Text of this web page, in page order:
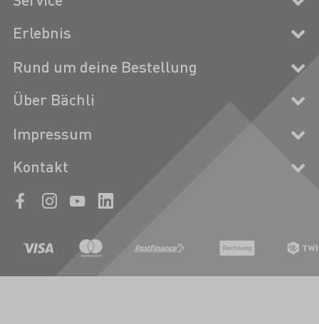
Erlebnis
Rund um deine Bestellung
Über Bächli
Impressum
Kontakt